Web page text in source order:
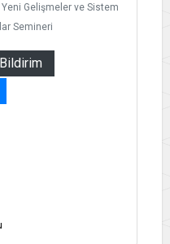
Gelişmeler ve Sistem
Semineri